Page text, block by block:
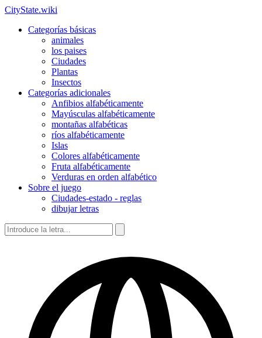
CityState.wiki
Categorías básicas
animales
los paises
Ciudades
Plantas
Insectos
Categorías adicionales
Anfibios alfabéticamente
Mayúsculas alfabéticamente
montañas alfabéticas
ríos alfabéticamente
Islas
Colores alfabéticamente
Fruta alfabéticamente
Verduras en orden alfabético
Sobre el juego
Ciudades-estado - reglas
dibujar letras